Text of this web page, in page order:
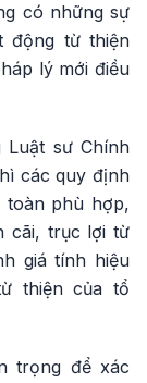
có những sự
động từ thiện
lý mới điều
Luật sư Chính
các quy định
toàn phù hợp,
cãi, trục lợi từ
giá tính hiệu
thiện của tổ
trọng để xác